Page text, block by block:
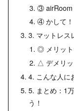
③ airRoom
④ かして
3. マットレス
◎ メリット
△ デメリッ
4. こんな人に
5. まとめ：1
う！